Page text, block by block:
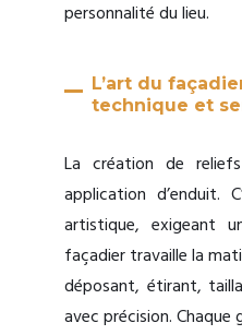
personnalité du lieu.
L’art du
technique et
La création de
application d’enduit.
artistique, exigeant
façadier travaille la
déposant, étirant,
avec précision.